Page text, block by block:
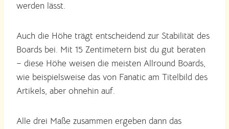
werden lässt.
Auch die Höhe trägt entscheidend zur Stabilität des
Boards bei. Mit 15 Zentimetern bist du gut beraten
– diese Höhe weisen die meisten Allround Boards,
wie beispielsweise das von Fanatic am Titelbild des
Artikels, aber ohnehin auf.
Alle drei Maße zusammen ergeben dann das